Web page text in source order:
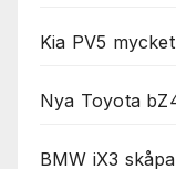
Kia PV5
Nya Toyota
BMW iX3